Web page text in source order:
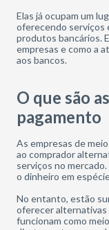
Elas já ocupam um
oferecendo serviços
produtos bancários.
empresas e como a
aos bancos.
O que são
pagamento
As empresas de
ao comprador
serviços no mercado.
o dinheiro em
No entanto, estão
oferecer alternativas
funcionam como